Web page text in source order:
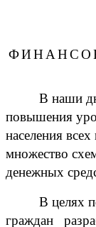
В наши
повышения
населения
множество
денежных
В целях
граждан